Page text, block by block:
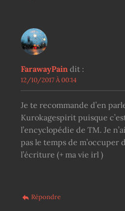
FarawayPain dit :
12/10/2017 À 00:14
Je te recommande d’en
Kurokagespirit puisque
l’encyclopédie de TM. Je
pas le temps de m’occuper
l’écriture (+ ma vie irl )
Répondre